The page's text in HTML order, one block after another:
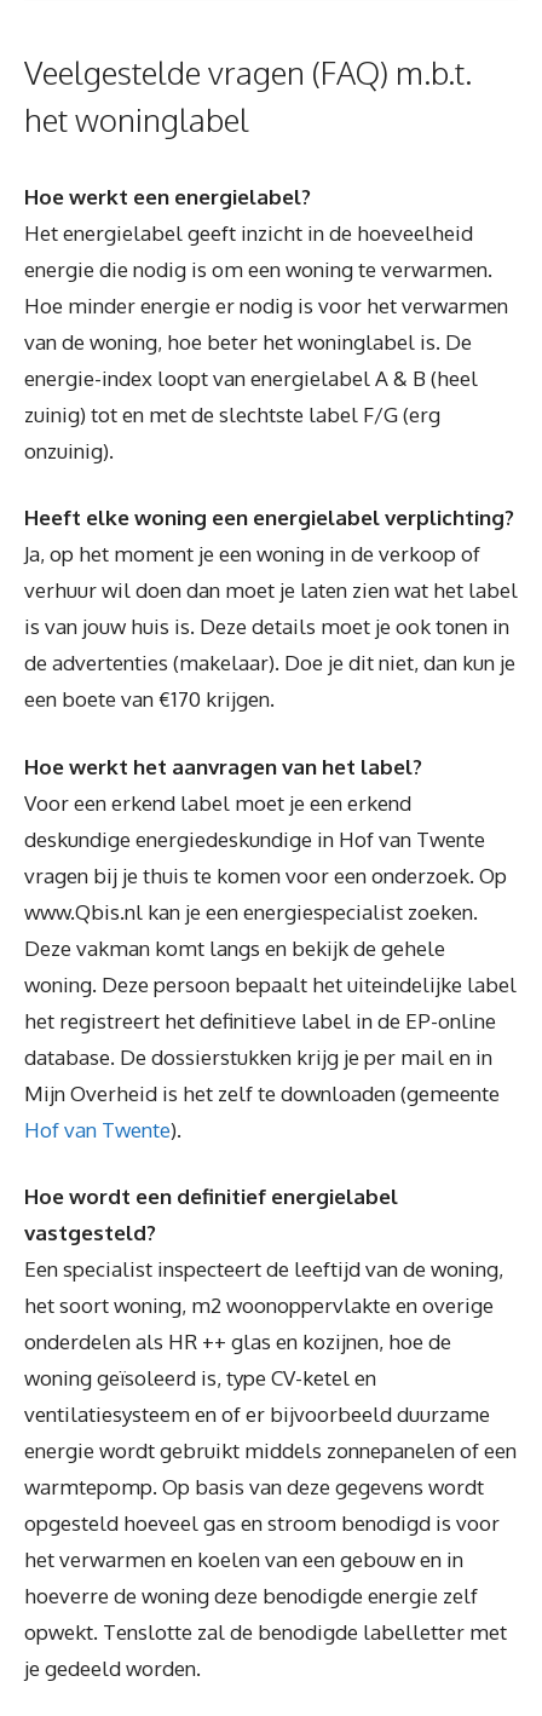
Veelgestelde vragen (FAQ) m.b.t.
het woninglabel
Hoe werkt een energielabel?
Het energielabel geeft inzicht in de hoeveelheid
energie die nodig is om een woning te verwarmen.
Hoe minder energie er nodig is voor het verwarmen
van de woning, hoe beter het woninglabel is. De
energie-index loopt van energielabel A & B (heel
zuinig) tot en met de slechtste label F/G (erg
onzuinig).
Heeft elke woning een energielabel verplichting?
Ja, op het moment je een woning in de verkoop of
verhuur wil doen dan moet je laten zien wat het label
is van jouw huis is. Deze details moet je ook tonen in
de advertenties (makelaar). Doe je dit niet, dan kun je
een boete van €170 krijgen.
Hoe werkt het aanvragen van het label?
Voor een erkend label moet je een erkend
deskundige energiedeskundige in Hof van Twente
vragen bij je thuis te komen voor een onderzoek. Op
www.Qbis.nl kan je een energiespecialist zoeken.
Deze vakman komt langs en bekijk de gehele
woning. Deze persoon bepaalt het uiteindelijke label
het registreert het definitieve label in de EP-online
database. De dossierstukken krijg je per mail en in
Mijn Overheid is het zelf te downloaden (gemeente
Hof van Twente).
Hoe wordt een definitief energielabel
vastgesteld?
Een specialist inspecteert de leeftijd van de woning,
het soort woning, m2 woonoppervlakte en overige
onderdelen als HR ++ glas en kozijnen, hoe de
woning geïsoleerd is, type CV-ketel en
ventilatiesysteem en of er bijvoorbeeld duurzame
energie wordt gebruikt middels zonnepanelen of een
warmtepomp. Op basis van deze gegevens wordt
opgesteld hoeveel gas en stroom benodigd is voor
het verwarmen en koelen van een gebouw en in
hoeverre de woning deze benodigde energie zelf
opwekt. Tenslotte zal de benodigde labelletter met
je gedeeld worden.